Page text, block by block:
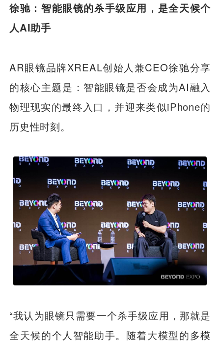
徐驰：智能眼镜的杀手级应用，是全天候个
人AI助手
AR眼镜品牌XREAL创始人兼CEO徐驰分享
的核心主题是：智能眼镜是否会成为AI融入
物理现实的最终入口，并迎来类似iPhone的
历史性时刻。
“我认为眼镜只需要一个杀手级应用，那就是
全天候的个人智能助手。随着大模型的多模